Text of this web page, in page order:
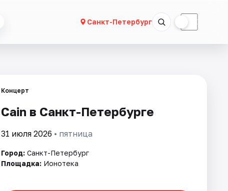
Санкт-Петербург ☾
Концерт
Cain в Санкт-Петербурге
31 июля 2026 • пятница
Город: Санкт-Петербург
Площадка: Ионотека